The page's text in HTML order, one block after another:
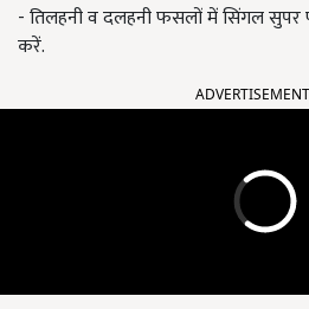
- तिलहनी व दलहनी फसलों में सिंगल सुपर
करें.
ADVERTISEMENT